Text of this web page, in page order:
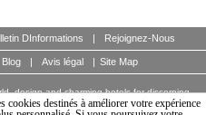
DInformations | Rejoignez-Nous
Blog | Avis légal | Site Map
design and charming hotels for discerning
Travellers On Line S.L.
destinés à améliorer votre expérience